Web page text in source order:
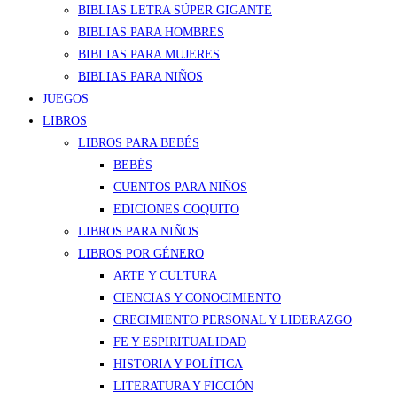
BIBLIAS LETRA SÚPER GIGANTE
BIBLIAS PARA HOMBRES
BIBLIAS PARA MUJERES
BIBLIAS PARA NIÑOS
JUEGOS
LIBROS
LIBROS PARA BEBÉS
BEBÉS
CUENTOS PARA NIÑOS
EDICIONES COQUITO
LIBROS PARA NIÑOS
LIBROS POR GÉNERO
ARTE Y CULTURA
CIENCIAS Y CONOCIMIENTO
CRECIMIENTO PERSONAL Y LIDERAZGO
FE Y ESPIRITUALIDAD
HISTORIA Y POLÍTICA
LITERATURA Y FICCIÓN